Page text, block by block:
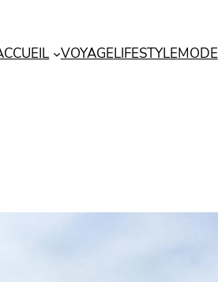
VOYAGELIFESTYLEMODE